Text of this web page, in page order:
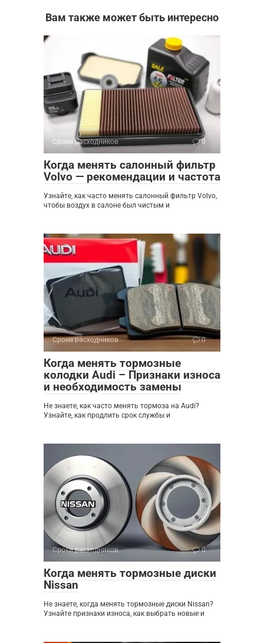
Вам также может быть интересно
Сроки расходников 0
Когда менять салонный фильтр
Volvo — рекомендации и частота
Узнайте, как часто менять салонный фильтр Volvo,
чтобы воздух в салоне был чистым и
Сроки расходников 0
Когда менять тормозные
колодки Audi – Признаки износа
и необходимость замены
Не знаете, как часто менять тормоза на Audi?
Узнайте, как продлить срок службы и
Сроки расходников 0
Когда менять тормозные диски
Nissan
Не знаете, когда менять тормозные диски Nissan?
Узнайте признаки износа, как выбрать новые и